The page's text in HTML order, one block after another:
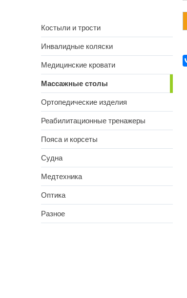
Костыли и трости
Инвалидные коляски
Медицинские кровати
Массажные столы
Ортопедические изделия
Реабилитационные тренажеры
Пояса и корсеты
Судна
Медтехника
Оптика
Разное